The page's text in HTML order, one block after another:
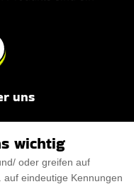
uns
wichtig
oder greifen auf
eindeutige Kennungen